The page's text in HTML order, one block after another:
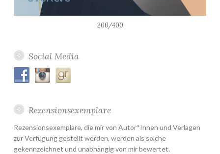
200/400
Social Media
Rezensionsexemplare
Rezensionsexemplare, die mir von Autor*Innen und Verlagen
zur Verfügung gestellt werden, werden als solche
gekennzeichnet und unabhängig von mir bewertet.